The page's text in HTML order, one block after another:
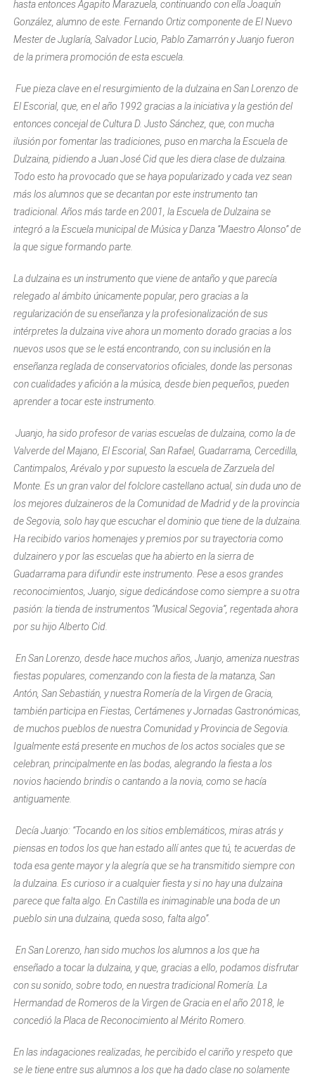
hasta entonces Agapito Marazuela, continuando con ella Joaquín
González, alumno de este. Fernando Ortiz componente de El Nuevo
Mester de Juglaría, Salvador Lucio, Pablo Zamarrón y Juanjo fueron
de la primera promoción de esta escuela.
Fue pieza clave en el resurgimiento de la dulzaina en San Lorenzo de
El Escorial, que, en el año 1992 gracias a la iniciativa y la gestión del
entonces concejal de Cultura D. Justo Sánchez, que, con mucha
ilusión por fomentar las tradiciones, puso en marcha la Escuela de
Dulzaina, pidiendo a Juan José Cid que les diera clase de dulzaina.
Todo esto ha provocado que se haya popularizado y cada vez sean
más los alumnos que se decantan por este instrumento tan
tradicional. Años más tarde en 2001, la Escuela de Dulzaina se
integró a la Escuela municipal de Música y Danza “Maestro Alonso” de
la que sigue formando parte.
La dulzaina es un instrumento que viene de antaño y que parecía
relegado al ámbito únicamente popular, pero gracias a la
regularización de su enseñanza y la profesionalización de sus
intérpretes la dulzaina vive ahora un momento dorado gracias a los
nuevos usos que se le está encontrando, con su inclusión en la
enseñanza reglada de conservatorios oficiales, donde las personas
con cualidades y afición a la música, desde bien pequeños, pueden
aprender a tocar este instrumento.
Juanjo, ha sido profesor de varias escuelas de dulzaina, como la de
Valverde del Majano, El Escorial, San Rafael, Guadarrama, Cercedilla,
Cantimpalos, Arévalo y por supuesto la escuela de Zarzuela del
Monte. Es un gran valor del folclore castellano actual, sin duda uno de
los mejores dulzaineros de la Comunidad de Madrid y de la provincia
de Segovia, solo hay que escuchar el dominio que tiene de la dulzaina.
Ha recibido varios homenajes y premios por su trayectoria como
dulzainero y por las escuelas que ha abierto en la sierra de
Guadarrama para difundir este instrumento. Pese a esos grandes
reconocimientos, Juanjo, sigue dedicándose como siempre a su otra
pasión: la tienda de instrumentos “Musical Segovia”, regentada ahora
por su hijo Alberto Cid.
En San Lorenzo, desde hace muchos años, Juanjo, ameniza nuestras
fiestas populares, comenzando con la fiesta de la matanza, San
Antón, San Sebastián, y nuestra Romería de la Virgen de Gracia,
también participa en Fiestas, Certámenes y Jornadas Gastronómicas,
de muchos pueblos de nuestra Comunidad y Provincia de Segovia.
Igualmente está presente en muchos de los actos sociales que se
celebran, principalmente en las bodas, alegrando la fiesta a los
novios haciendo brindis o cantando a la novia, como se hacía
antiguamente.
Decía Juanjo: “Tocando en los sitios emblemáticos, miras atrás y
piensas en todos los que han estado allí antes que tú, te acuerdas de
toda esa gente mayor y la alegría que se ha transmitido siempre con
la dulzaina. Es curioso ir a cualquier fiesta y si no hay una dulzaina
parece que falta algo. En Castilla es inimaginable una boda de un
pueblo sin una dulzaina, queda soso, falta algo”.
En San Lorenzo, han sido muchos los alumnos a los que ha
enseñado a tocar la dulzaina, y que, gracias a ello, podamos disfrutar
con su sonido, sobre todo, en nuestra tradicional Romería. La
Hermandad de Romeros de la Virgen de Gracia en el año 2018, le
concedió la Placa de Reconocimiento al Mérito Romero.
En las indagaciones realizadas, he percibido el cariño y respeto que
se le tiene entre sus alumnos a los que ha dado clase no solamente